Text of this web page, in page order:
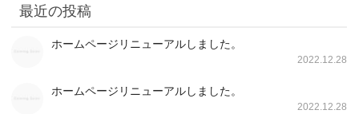
最近の投稿
ホームページリニューアルしました。
2022.12.28
ホームページリニューアルしました。
2022.12.28